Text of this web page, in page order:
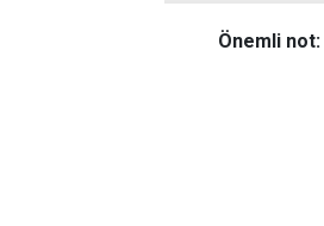
Önemli not: